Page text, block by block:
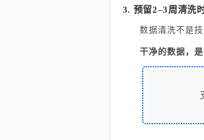
3. 预留2–3周清洗
数据清洗不是
干净的数据，